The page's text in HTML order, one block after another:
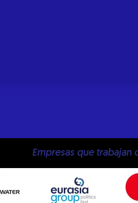
Empresas que trabajan